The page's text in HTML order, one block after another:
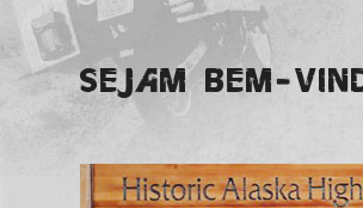
SEJAM BEM-